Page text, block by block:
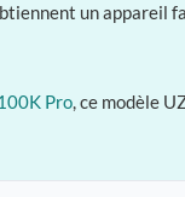
un appareil
Pro, ce modèle